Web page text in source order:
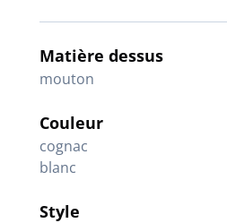
Matière dessus
mouton
Couleur
cognac
blanc
Style